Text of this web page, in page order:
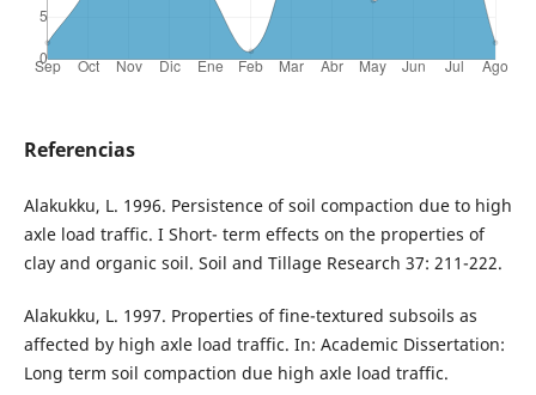
Referencias
Alakukku, L. 1996. Persistence of soil compaction due to high
axle load traffic. I Short- term effects on the properties of
clay and organic soil. Soil and Tillage Research 37: 211-222.
Alakukku, L. 1997. Properties of fine-textured subsoils as
affected by high axle load traffic. In: Academic Dissertation:
Long term soil compaction due high axle load traffic.